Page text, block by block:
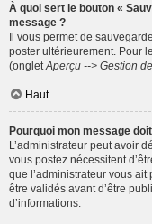
À quoi sert le bouton «
message ?
Il vous permet de
poster ultérieurement. Pour
(onglet Aperçu --> Gestion
Haut
Pourquoi mon message
L’administrateur peut avoir
vous postez nécessitent
que l’administrateur vous
être validés avant d’être
d’informations.